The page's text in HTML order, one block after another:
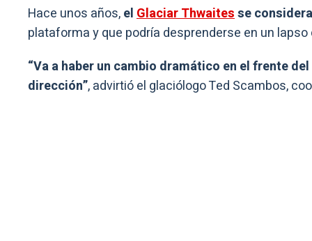
Hace unos años,elGlaciar Thwaitesse
plataforma y que podría desprenderse en un
“Va a haber un cambio dramático en el frente
dirección”, advirtió el glaciólogo Ted Scambos,